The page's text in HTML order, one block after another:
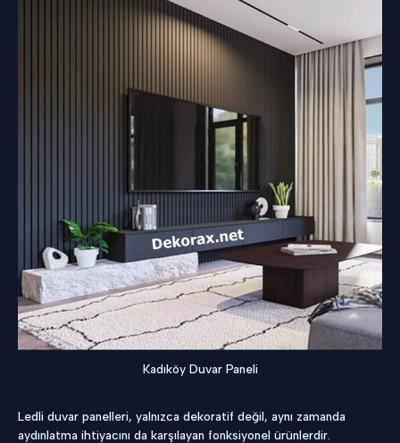
Kadıköy Duvar Paneli
Ledli duvar panelleri, yalnızca dekoratif değil, aynı zamanda
aydınlatma ihtiyacını da karşılayan fonksiyonel ürünlerdir.